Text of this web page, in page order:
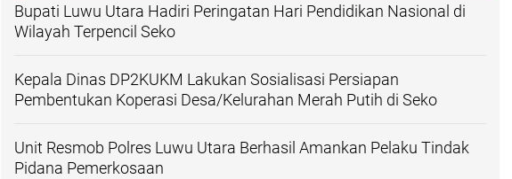
Bupati Luwu Utara Hadiri Peringatan Hari Pendidikan Nasional di
Wilayah Terpencil Seko
Kepala Dinas DP2KUKM Lakukan Sosialisasi Persiapan
Pembentukan Koperasi Desa/Kelurahan Merah Putih di Seko
Unit Resmob Polres Luwu Utara Berhasil Amankan Pelaku Tindak
Pidana Pemerkosaan